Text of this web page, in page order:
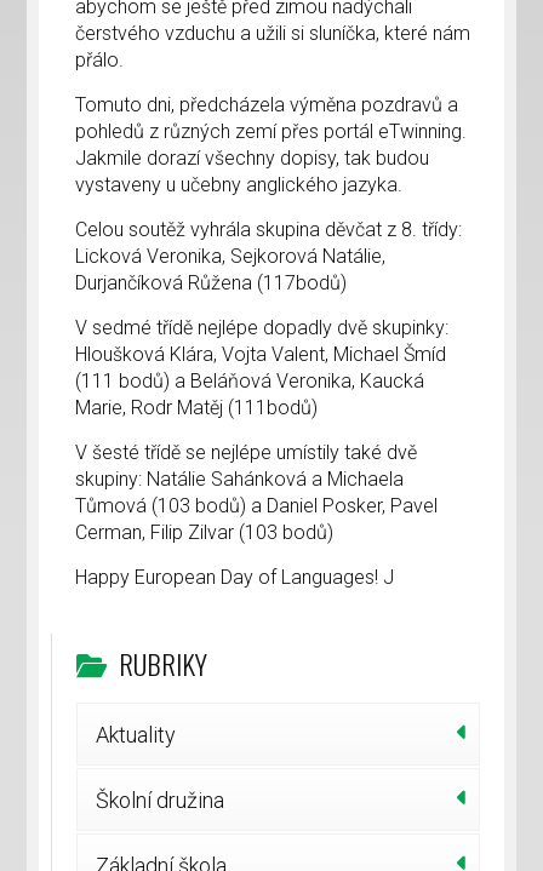
abychom se ještě před zimou nadýchali
čerstvého vzduchu a užili si sluníčka, které nám
přálo.
Tomuto dni, předcházela výměna pozdravů a
pohledů z různých zemí přes portál eTwinning.
Jakmile dorazí všechny dopisy, tak budou
vystaveny u učebny anglického jazyka.
Celou soutěž vyhrála skupina děvčat z 8. třídy:
Licková Veronika, Sejkorová Natálie,
Durjančíková Růžena (117bodů)
V sedmé třídě nejlépe dopadly dvě skupinky:
Hloušková Klára, Vojta Valent, Michael Šmíd
(111 bodů) a Beláňová Veronika, Kaucká
Marie, Rodr Matěj (111bodů)
V šesté třídě se nejlépe umístily také dvě
skupiny: Natálie Sahánková a Michaela
Tůmová (103 bodů) a Daniel Posker, Pavel
Cerman, Filip Zilvar (103 bodů)
Happy European Day of Languages! J
RUBRIKY
Aktuality
Školní družina
Základní škola